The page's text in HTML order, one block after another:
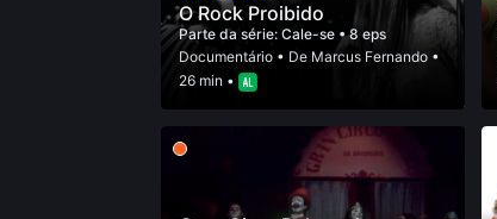
O Rock Proibido
Parte da série: Cale-se • 8 eps
Documentário• De Marcus Fernando•
26 min •